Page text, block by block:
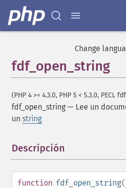
Change
fdf_open_string
(PHP 4 >= 4.3.0, PHP 5 < 5.3.0, PECL
fdf_open_string — Lee un
un string
Descripción
function fdf_open_string(